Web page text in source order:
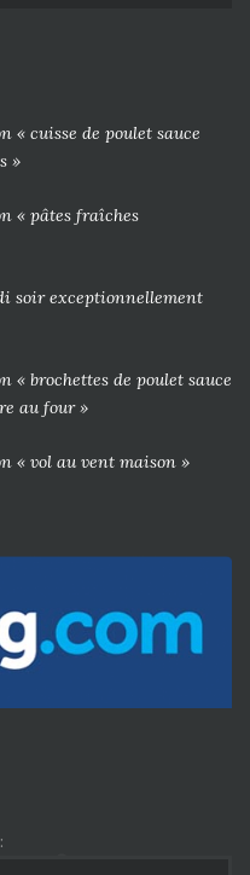
cuisse de poulet sauce
»
« pâtes fraîches
soir exceptionnellement
brochettes de poulet sauce
au four »
« vol au vent maison »